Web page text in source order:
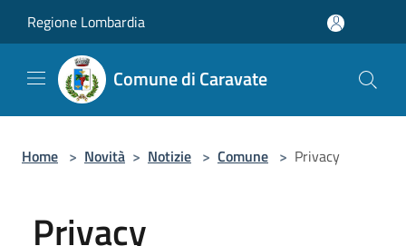
Regione Lombardia
Comune di Caravate
Home > Novità > Notizie > Comune > Privacy
Privacy